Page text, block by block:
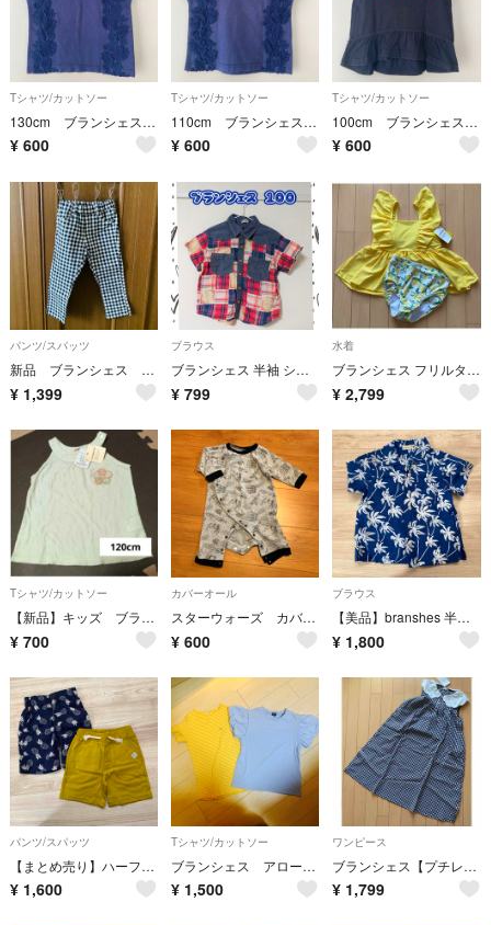
Tシャツ/カットソー
130cm ブランシェス トップス 半袖 ノースリーブ 紺色 ネイビー キッズ
¥ 600
Tシャツ/カットソー
110cm ブランシェス トップス 半袖 ノースリーブ 紺色 ネイビー キッズ
¥ 600
Tシャツ/カットソー
100cm ブランシェス Tシャツ 半袖 ブラック 黒 フレア ハート キッズ
¥ 600
パンツ/スパッツ
新品 ブランシェス クロップドパンツ 120cm
¥ 1,399
ブラウス
ブランシェス 半袖 シャツ 100サイズ ガーゼ 半袖 チェック柄 パッチワーク
¥ 799
水着
ブランシェス フリルタンキニ 140
¥ 2,799
Tシャツ/カットソー
【新品】キッズ ブランシェス 花アップリケ タンクトップ 120cm
¥ 700
カバーオール
スターウォーズ カバーオール
¥ 600
ブラウス
【美品】branshes 半袖シャツ アロハシャツ ボタニカル柄 100cm
¥ 1,800
パンツ/スパッツ
【まとめ売り】ハーフパンツ 半ズボン 2枚セット 子供服 100cm
¥ 1,600
Tシャツ/カットソー
ブランシェス アローズ トップスセット
¥ 1,500
ワンピース
ブランシェス【プチレディ】パール付きノースリーブワンピース 140
¥ 1,799